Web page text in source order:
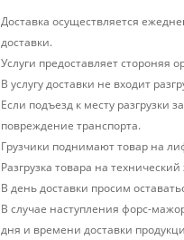
Доставка осуществляется
доставки.
Услуги предоставляет стороняя
В услугу доставки не входит
Если подъезд к месту
повреждение транспорта.
Грузчики поднимают товар на
Разгрузка товара на
В день доставки просим
В случае наступления форс-
дня и времени доставки